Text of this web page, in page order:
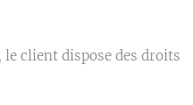
client dispose des droits